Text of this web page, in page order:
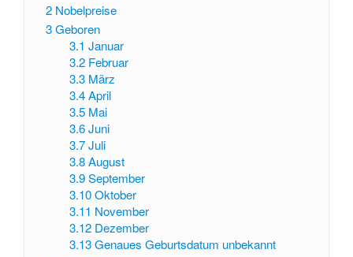
2 Nobelpreise
3Geboren
3.1 Januar
3.2 Februar
3.3 März
3.4 April
3.5 Mai
3.6 Juni
3.7 Juli
3.8 August
3.9 September
3.10 Oktober
3.11 November
3.12 Dezember
3.13 Genaues Geburtsdatum unbekannt